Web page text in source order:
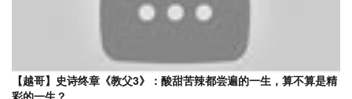
【越哥】史诗终章《教父3》：酸甜苦辣都尝遍的一生，算不算是精
彩的一生？